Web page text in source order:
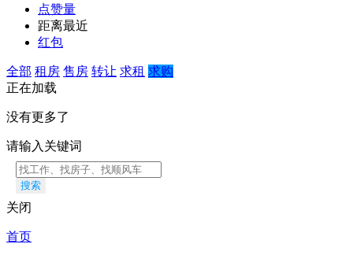
点赞量
距离最近
红包
全部 租房 售房 转让 求租 求购
正在加载
没有更多了
请输入关键词
搜索
关闭
首页